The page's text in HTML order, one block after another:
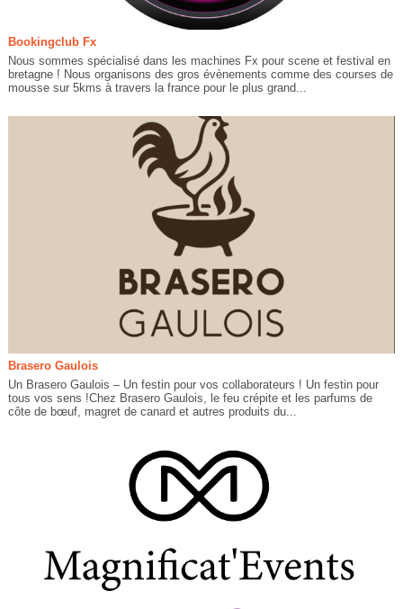
Bookingclub Fx
Nous sommes spécialisé dans les machines Fx pour scene et festival en
bretagne ! Nous organisons des gros évènements comme des courses de
mousse sur 5kms à travers la france pour le plus grand...
Brasero Gaulois
Un Brasero Gaulois – Un festin pour vos collaborateurs ! Un festin pour
tous vos sens !Chez Brasero Gaulois, le feu crépite et les parfums de
côte de bœuf, magret de canard et autres produits du...